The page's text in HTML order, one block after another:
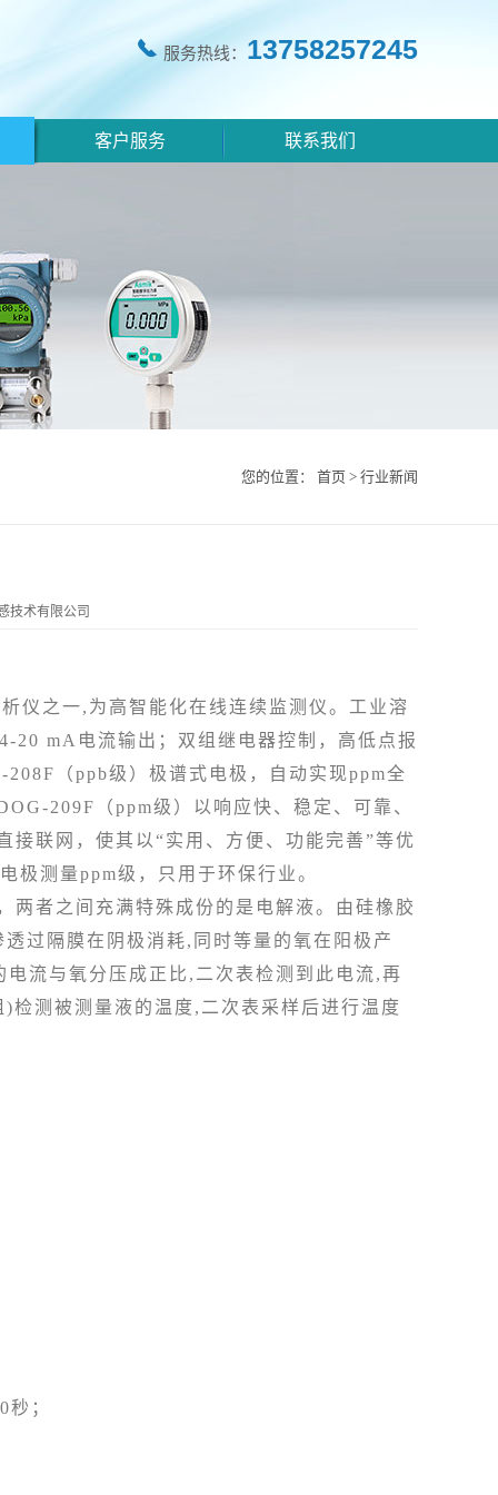
服务热线： 13758257245
客户服务 联系我们
您的位置： 首页 > 行业新闻
技术有限公司
之一,为高智能化在线连续监测仪。工业溶
20 mA电流输出；双组继电器控制，高低点报
（ppb级）极谱式电极，自动实现ppm全
209F（ppm级）以响应快、稳定、可靠、
接联网，使其以“实用、方便、功能完善”等优
极测量ppm级，只用于环保行业。
者之间充满特殊成份的是电解液。由硅橡胶
过隔膜在阴极消耗,同时等量的氧在阳极产
流与氧分压成正比,二次表检测到此电流,再
测被测量液的温度,二次表采样后进行温度
；